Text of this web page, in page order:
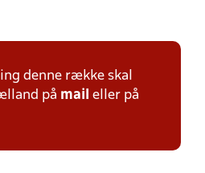
denne række skal
på mail eller på